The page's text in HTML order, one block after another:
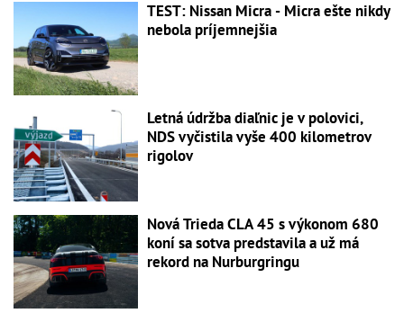
TEST: Nissan Micra - Micra ešte nikdy
nebola príjemnejšia
Letná údržba diaľnic je v polovici,
NDS vyčistila vyše 400 kilometrov
rigolov
Nová Trieda CLA 45 s výkonom 680
koní sa sotva predstavila a už má
rekord na Nurburgringu